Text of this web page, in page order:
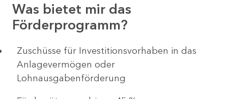
Was bietet mir das
Förderprogramm?
​​​​​​Zuschüsse für Investitionsvorhaben in das
Anlagevermögen oder
Lohnausgabenförderung